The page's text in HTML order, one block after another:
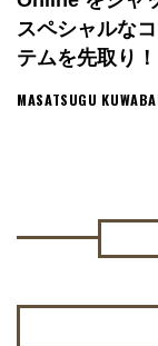
スペシャルな
テムを先取り！
MASATSUGU